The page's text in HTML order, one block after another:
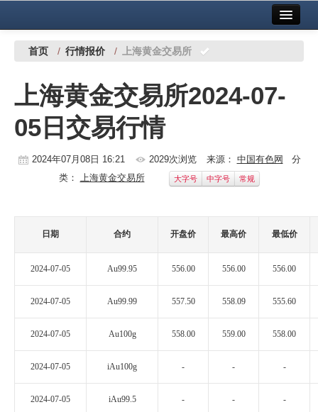
中国有色金属报社主办 广告服务
铜镍铅锌
铝
稀有稀土
科技
党建工作
企业文化
《资源再生》杂志
行情报价
首页 / 行情报价 / 上海黄金交易所
上海黄金交易所2024-07-
05日交易行情
2024年07月08日 16:21 2029次浏览 来源： 中国有色网 分
类： 上海黄金交易所 大字号 中字号 常规
日期 合约 开盘价 最高价 最低价
2024-07-05 Au99.95 556.00 556.00 556.00
2024-07-05 Au99.99 557.50 558.09 555.60
2024-07-05 Au100g 558.00 559.00 558.00
2024-07-05 iAu100g - - -
2024-07-05 iAu99.5 - - -